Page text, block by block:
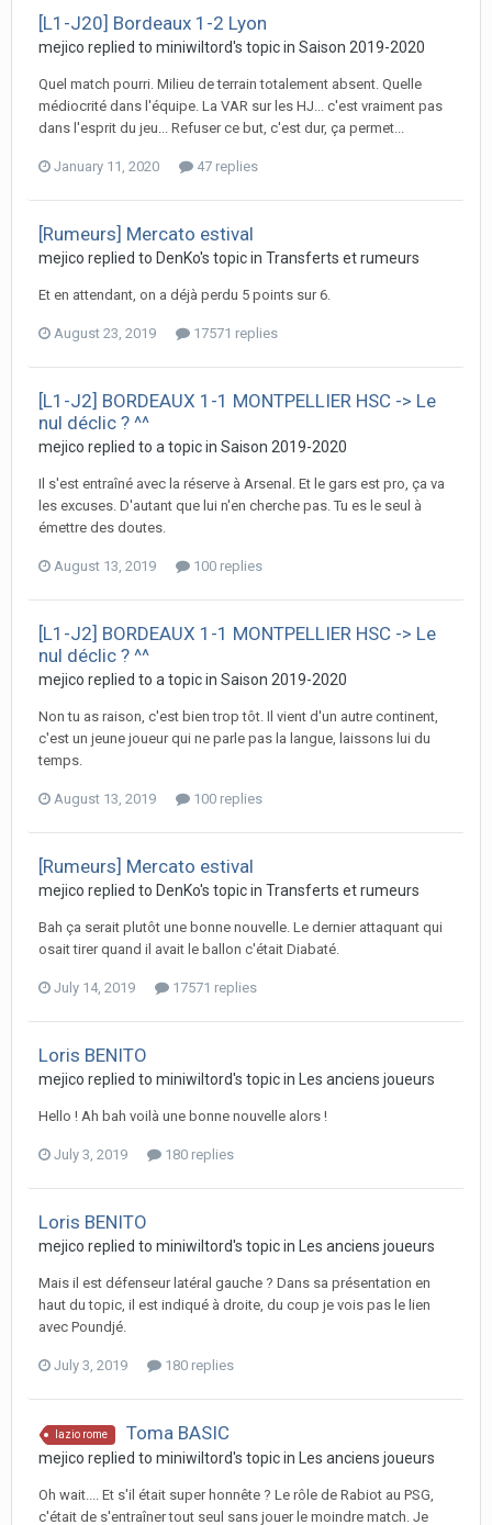
[L1-J20] Bordeaux 1-2 Lyon
mejico replied to miniwiltord's topic in Saison 2019-2020
Quel match pourri. Milieu de terrain totalement absent. Quelle
médiocrité dans l'équipe. La VAR sur les HJ... c'est vraiment pas
dans l'esprit du jeu... Refuser ce but, c'est dur, ça permet...
January 11, 2020 47 replies
[Rumeurs] Mercato estival
mejico replied to DenKo's topic in Transferts et rumeurs
Et en attendant, on a déjà perdu 5 points sur 6.
August 23, 2019 17571 replies
[L1-J2] BORDEAUX 1-1 MONTPELLIER HSC -> Le
nul déclic ? ^^
mejico replied to a topic in Saison 2019-2020
Il s'est entraîné avec la réserve à Arsenal. Et le gars est pro, ça va
les excuses. D'autant que lui n'en cherche pas. Tu es le seul à
émettre des doutes.
August 13, 2019 100 replies
[L1-J2] BORDEAUX 1-1 MONTPELLIER HSC -> Le
nul déclic ? ^^
mejico replied to a topic in Saison 2019-2020
Non tu as raison, c'est bien trop tôt. Il vient d'un autre continent,
c'est un jeune joueur qui ne parle pas la langue, laissons lui du
temps.
August 13, 2019 100 replies
[Rumeurs] Mercato estival
mejico replied to DenKo's topic in Transferts et rumeurs
Bah ça serait plutôt une bonne nouvelle. Le dernier attaquant qui
osait tirer quand il avait le ballon c'était Diabaté.
July 14, 2019 17571 replies
Loris BENITO
mejico replied to miniwiltord's topic in Les anciens joueurs
Hello ! Ah bah voilà une bonne nouvelle alors !
July 3, 2019 180 replies
Loris BENITO
mejico replied to miniwiltord's topic in Les anciens joueurs
Mais il est défenseur latéral gauche ? Dans sa présentation en
haut du topic, il est indiqué à droite, du coup je vois pas le lien
avec Poundjé.
July 3, 2019 180 replies
lazio rome Toma BASIC
mejico replied to miniwiltord's topic in Les anciens joueurs
Oh wait.... Et s'il était super honnête ? Le rôle de Rabiot au PSG,
c'était de s'entraîner tout seul sans jouer le moindre match. Je